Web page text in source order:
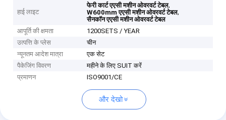
हाई लाइट
फेरी कार्ट एएसी मशीन ओवरवर्ट टेबल,
W600mm एएसी मशीन ओवरवर्ट टेबल,
सैनकॉन एएसी मशीन ओवरवर्ट टेबल
आपूर्ति की क्षमता
1200SETS / YEAR
उत्पत्ति के प्लेस
चीन
न्यूनतम आदेश मात्रा
एक सेट
पैकेजिंग विवरण
महीने के लिए SUIT करें
प्रमाणन
ISO9001/CE
और देखो